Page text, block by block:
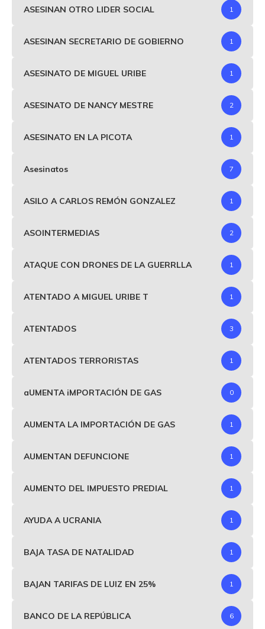
ASESINAN OTRO LIDER SOCIAL 1
ASESINAN SECRETARIO DE GOBIERNO 1
ASESINATO DE MIGUEL URIBE 1
ASESINATO DE NANCY MESTRE 2
ASESINATO EN LA PICOTA 1
Asesinatos 7
ASILO A CARLOS REMÓN GONZALEZ 1
ASOINTERMEDIAS 2
ATAQUE CON DRONES DE LA GUERRLLA 1
ATENTADO A MIGUEL URIBE T 1
ATENTADOS 3
ATENTADOS TERRORISTAS 1
aUMENTA iMPORTACIÓN DE GAS 0
AUMENTA LA IMPORTACIÓN DE GAS 1
AUMENTAN DEFUNCIONE 1
AUMENTO DEL IMPUESTO PREDIAL 1
AYUDA A UCRANIA 1
BAJA TASA DE NATALIDAD 1
BAJAN TARIFAS DE LUIZ EN 25% 1
BANCO DE LA REPÚBLICA 6